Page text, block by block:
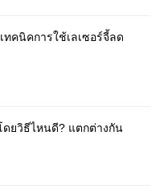
ทคนิคการใช้เลเซอร์จี้ลด
ดยวิธีไหนดี? แตกต่างกัน